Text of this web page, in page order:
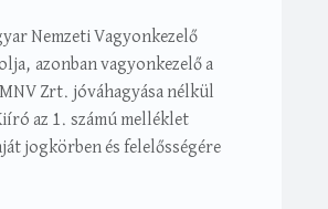
Nemzeti Vagyonkezelő
azonban vagyonkezelő a
Zrt. jóváhagyása nélkül
az 1. számú melléklet
jogkörben és felelősségére